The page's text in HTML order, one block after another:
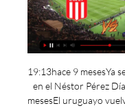
19:13hace 9 mesesYa
en el Néstor Pérez
mesesEl uruguayo